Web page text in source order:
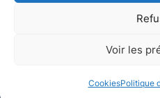
Voir les
CookiesPolitique
Conception et